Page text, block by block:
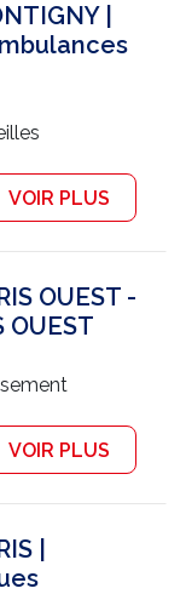
|
VOIR PLUS
OUEST -
OUEST
VOIR PLUS
|